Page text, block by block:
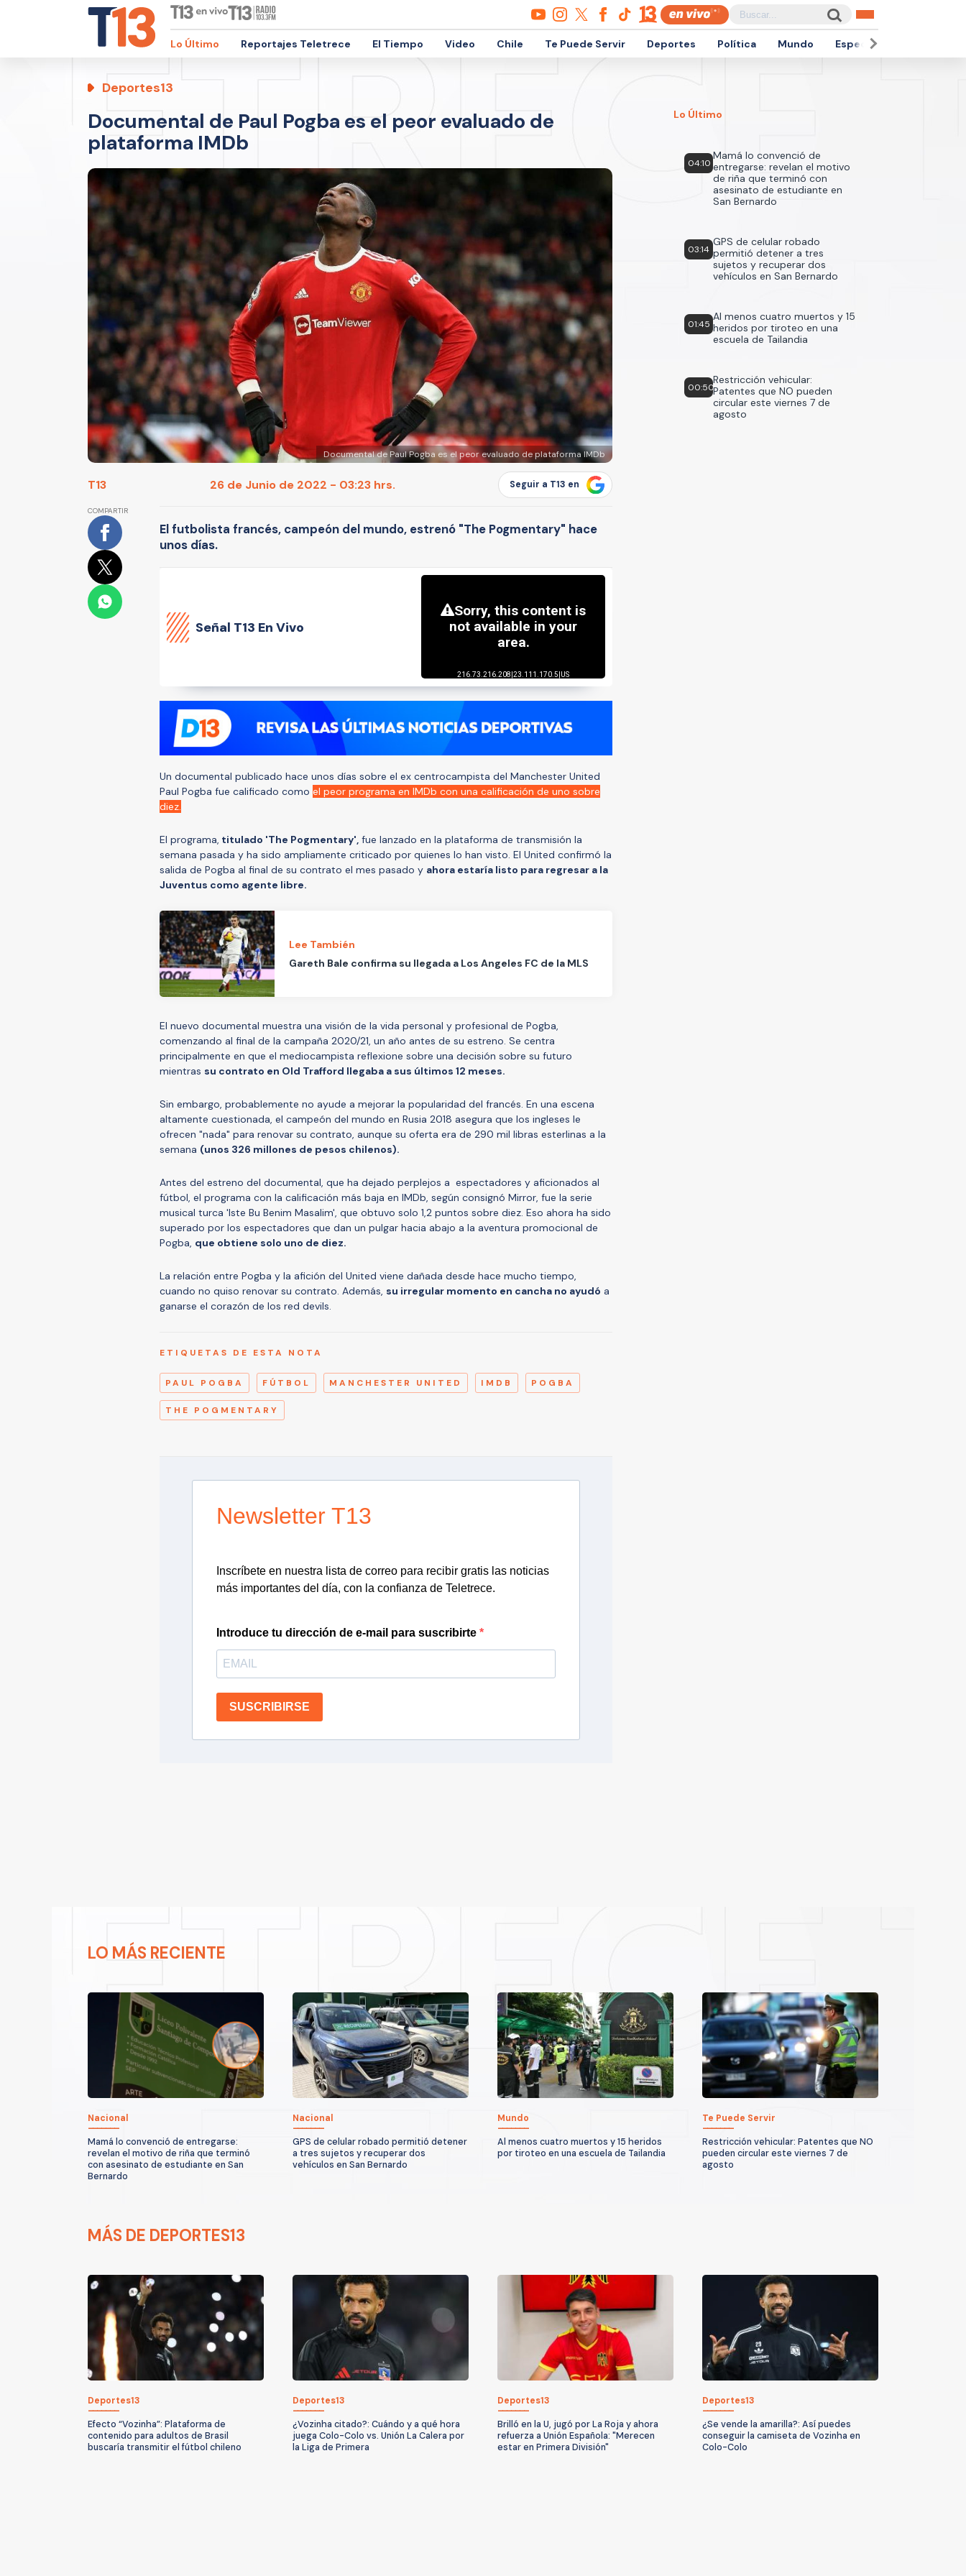
Lo Último Reportajes Teletrece El Tiempo Video Chile Te Puede Servir Deportes Política Mundo Espectáculos
Deportes13
Documental de Paul Pogba es el peor evaluado de
plataforma IMDb
Documental de Paul Pogba es el peor evaluado de plataforma IMDb
T13 26 de Junio de 2022 - 03:23 hrs. Seguir a T13 en
COMPARTIR
El futbolista francés, campeón del mundo, estrenó "The Pogmentary" hace
unos días.
Señal T13 En Vivo
Un documental publicado hace unos días sobre el ex centrocampista del Manchester United
Paul Pogba fue calificado como el peor programa en IMDb con una calificación de uno sobre
diez.
El programa, titulado 'The Pogmentary', fue lanzado en la plataforma de transmisión la
semana pasada y ha sido ampliamente criticado por quienes lo han visto. El United confirmó la
salida de Pogba al final de su contrato el mes pasado y ahora estaría listo para regresar a la
Juventus como agente libre.
Lee También
Gareth Bale confirma su llegada a Los Angeles FC de la MLS
El nuevo documental muestra una visión de la vida personal y profesional de Pogba,
comenzando al final de la campaña 2020/21, un año antes de su estreno. Se centra
principalmente en que el mediocampista reflexione sobre una decisión sobre su futuro
mientras su contrato en Old Trafford llegaba a sus últimos 12 meses.
Sin embargo, probablemente no ayude a mejorar la popularidad del francés. En una escena
altamente cuestionada, el campeón del mundo en Rusia 2018 asegura que los ingleses le
ofrecen "nada" para renovar su contrato, aunque su oferta era de 290 mil libras esterlinas a la
semana (unos 326 millones de pesos chilenos).
Antes del estreno del documental, que ha dejado perplejos a espectadores y aficionados al
fútbol, ​​el programa con la calificación más baja en IMDb, según consignó Mirror, fue la serie
musical turca 'Iste Bu Benim Masalim', que obtuvo solo 1,2 puntos sobre diez. Eso ahora ha sido
superado por los espectadores que dan un pulgar hacia abajo a la aventura promocional de
Pogba, que obtiene solo uno de diez.
La relación entre Pogba y la afición del United viene dañada desde hace mucho tiempo,
cuando no quiso renovar su contrato. Además, su irregular momento en cancha no ayudó a
ganarse el corazón de los red devils.
ETIQUETAS DE ESTA NOTA
PAUL POGBA FÚTBOL MANCHESTER UNITED IMDB POGBA
THE POGMENTARY
Newsletter T13
Inscríbete en nuestra lista de correo para recibir gratis las noticias
más importantes del día, con la confianza de Teletrece.
Introduce tu dirección de e-mail para suscribirte
SUSCRIBIRSE
Lo Último
04:10
Mamá lo convenció de
entregarse: revelan el motivo
de riña que terminó con
asesinato de estudiante en
San Bernardo
03:14
GPS de celular robado
permitió detener a tres
sujetos y recuperar dos
vehículos en San Bernardo
01:45
Al menos cuatro muertos y 15
heridos por tiroteo en una
escuela de Tailandia
00:50
Restricción vehicular:
Patentes que NO pueden
circular este viernes 7 de
agosto
LO MÁS RECIENTE
Nacional
Mamá lo convenció de entregarse:
revelan el motivo de riña que terminó
con asesinato de estudiante en San
Bernardo
Nacional
GPS de celular robado permitió detener
a tres sujetos y recuperar dos
vehículos en San Bernardo
Mundo
Al menos cuatro muertos y 15 heridos
por tiroteo en una escuela de Tailandia
Te Puede Servir
Restricción vehicular: Patentes que NO
pueden circular este viernes 7 de
agosto
MÁS DE DEPORTES13
Deportes13
Efecto “Vozinha”: Plataforma de
contenido para adultos de Brasil
buscaría transmitir el fútbol chileno
Deportes13
¿Vozinha citado?: Cuándo y a qué hora
juega Colo-Colo vs. Unión La Calera por
la Liga de Primera
Deportes13
Brilló en la U, jugó por La Roja y ahora
refuerza a Unión Española: "Merecen
estar en Primera División"
Deportes13
¿Se vende la amarilla?: Así puedes
conseguir la camiseta de Vozinha en
Colo-Colo